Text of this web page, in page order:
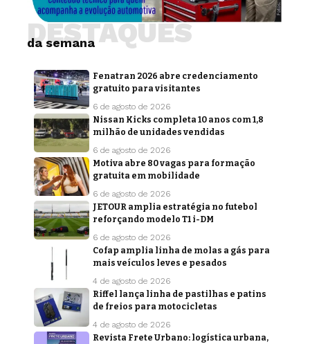
da semana
DESTAQUES
Fenatran 2026 abre credenciamento
gratuito para visitantes
6 de agosto de 2026
Nissan Kicks completa 10 anos com 1,8
milhão de unidades vendidas
6 de agosto de 2026
Motiva abre 80 vagas para formação
gratuita em mobilidade
6 de agosto de 2026
JETOUR amplia estratégia no futebol
reforçando modelo T1 i-DM
6 de agosto de 2026
Cofap amplia linha de molas a gás para
mais veículos leves e pesados
4 de agosto de 2026
Riffel lança linha de pastilhas e patins
de freios para motocicletas
4 de agosto de 2026
Revista Frete Urbano: logística urbana,